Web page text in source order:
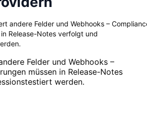
andere Felder und Webhooks –
Release-Notes verfolgt und
Felder und Webhooks –
müssen in Release-Notes
werden.